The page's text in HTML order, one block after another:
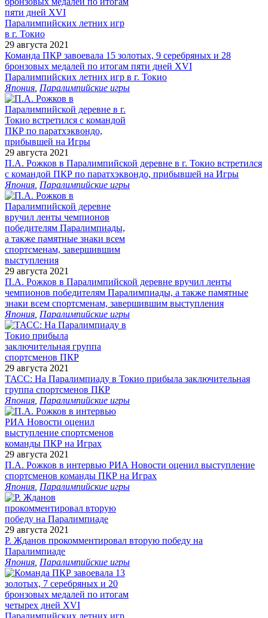
29 августа 2021
Команда ПКР завоевала 15 золотых, 9 серебряных и 28
бронзовых медалей по итогам пяти дней XVI
Паралимпийских летних игр в г. Токио
Япония Паралимпийские игры
29 августа 2021
П.А. Рожков в Паралимпийской деревне в г. Токио встретился
с командой ПКР по паратхэквондо, прибывшей на Игры
Япония Паралимпийские игры
29 августа 2021
П.А. Рожков в Паралимпийской деревне вручил ленты
чемпионов победителям Паралимпиады, а также памятные
знаки всем спортсменам, завершившим выступления
Япония Паралимпийские игры
29 августа 2021
ТАСС: На Паралимпиаду в Токио прибыла заключительная
группа спортсменов ПКР
Япония Паралимпийские игры
29 августа 2021
П.А. Рожков в интервью РИА Новости оценил выступление
спортсменов команды ПКР на Играх
Япония Паралимпийские игры
29 августа 2021
Р. Жданов прокомментировал вторую победу на
Паралимпиаде
Япония Паралимпийские игры